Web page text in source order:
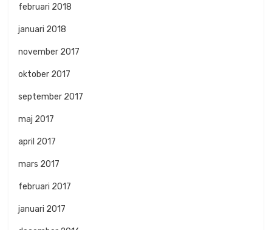
februari 2018
januari 2018
november 2017
oktober 2017
september 2017
maj 2017
april 2017
mars 2017
februari 2017
januari 2017